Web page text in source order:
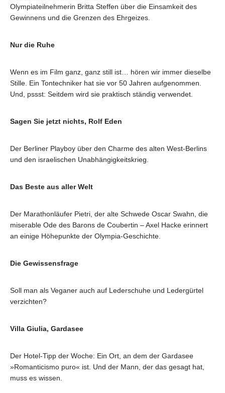
Olympiateilnehmerin Britta Steffen über die Einsamkeit des
Gewinnens und die Grenzen des Ehrgeizes.
Nur die Ruhe
Wenn es im Film ganz, ganz still ist… hören wir immer dieselbe
Stille. Ein Tontechniker hat sie vor 50 Jahren aufgenommen.
Und, pssst: Seitdem wird sie praktisch ständig verwendet.
Sagen Sie jetzt nichts, Rolf Eden
Der Berliner Playboy über den Charme des alten West-Berlins
und den israelischen Unabhängigkeitskrieg.
Das Beste aus aller Welt
Der Marathonläufer Pietri, der alte Schwede Oscar Swahn, die
miserable Ode des Barons de Coubertin – Axel Hacke erinnert
an einige Höhepunkte der Olympia-Geschichte.
Die Gewissensfrage
Soll man als Veganer auch auf Lederschuhe und Ledergürtel
verzichten?
Villa Giulia, Gardasee
Der Hotel-Tipp der Woche: Ein Ort, an dem der Gardasee
»Romanticismo puro« ist. Und der Mann, der das gesagt hat,
muss es wissen.